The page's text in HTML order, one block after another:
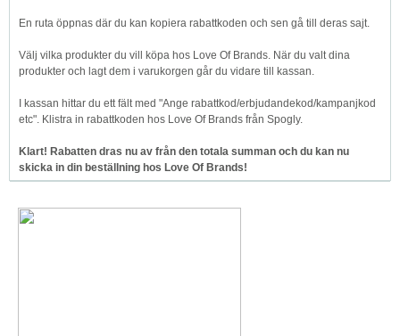
En ruta öppnas där du kan kopiera rabattkoden och sen gå till deras sajt.
Välj vilka produkter du vill köpa hos Love Of Brands. När du valt dina
produkter och lagt dem i varukorgen går du vidare till kassan.
I kassan hittar du ett fält med "Ange rabattkod/erbjudandekod/kampanjkod
etc". Klistra in rabattkoden hos Love Of Brands från Spogly.
Klart! Rabatten dras nu av från den totala summan och du kan nu
skicka in din beställning hos Love Of Brands!